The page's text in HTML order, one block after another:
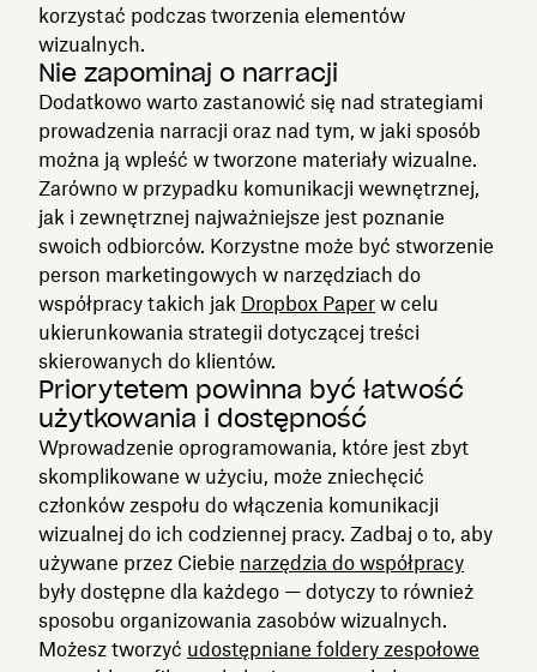
korzystać podczas tworzenia elementów
wizualnych.
Nie zapominaj o narracji
Dodatkowo warto zastanowić się nad strategiami
prowadzenia narracji oraz nad tym, w jaki sposób
można ją wpleść w tworzone materiały wizualne.
Zarówno w przypadku komunikacji wewnętrznej,
jak i zewnętrznej najważniejsze jest poznanie
swoich odbiorców. Korzystne może być stworzenie
person marketingowych w narzędziach do
współpracy takich jak Dropbox Paper w celu
ukierunkowania strategii dotyczącej treści
skierowanych do klientów.
Priorytetem powinna być łatwość
użytkowania i dostępność
Wprowadzenie oprogramowania, które jest zbyt
skomplikowane w użyciu, może zniechęcić
członków zespołu do włączenia komunikacji
wizualnej do ich codziennej pracy. Zadbaj o to, aby
używane przez Ciebie narzędzia do współpracy
były dostępne dla każdego — dotyczy to również
sposobu organizowania zasobów wizualnych.
Możesz tworzyć udostępniane foldery zespołowe